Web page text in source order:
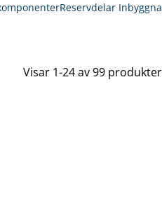
Reservdelar
Visar 1-24 av 99 produkter